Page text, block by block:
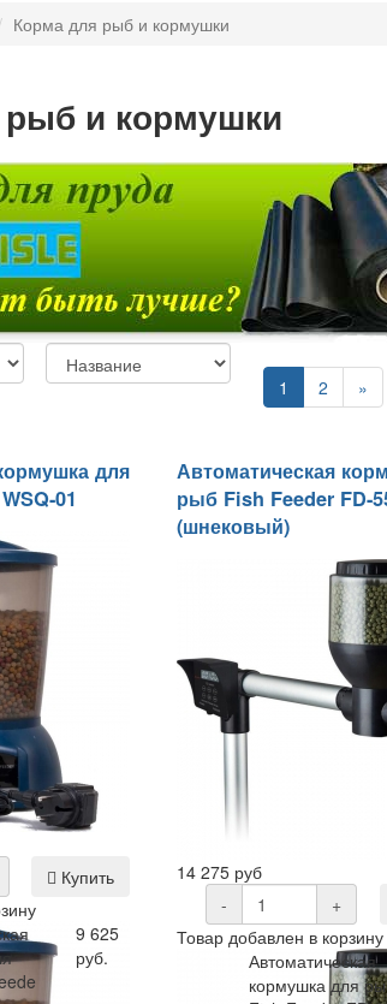
Корма для рыб и кормушки
и кормушки
1 2 »
для
01
Купить
9 625
руб.
Автоматическая
рыб Fish Feeder FD-
(шнековый)
14 275 руб
-
+
Товар добавлен в корзину
Автоматическая
кормушка для